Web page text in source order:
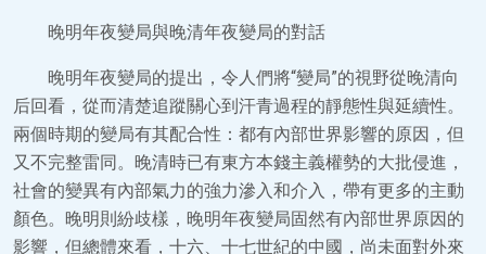
晚明年夜變局與晚清年夜變局的對話
晚明年夜變局的提出，令人們將“變局”的視野從晚清向
后回看，從而清楚追蹤關心到汗青過程的靜態性與延續性。
兩個時期的變局有其配合性：都有內部世界影響的原因，但
又不完整雷同。晚清時已有東方本錢主義權勢的大批侵進，
社會的變異有內部氣力的強力滲入和介入，帶有更多的主動
顏色。晚明則紛歧樣，晚明年夜變局固然有內部世界原因的
影響，但總體來看，十六、十七世紀的中國，尚未面對外來